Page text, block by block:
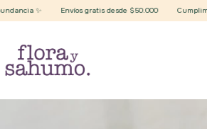
✨ Envíos gratis desde $50.000 Cumplimos